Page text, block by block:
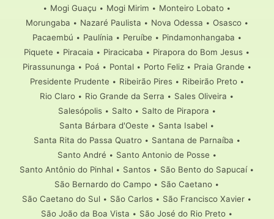
• Mogi Guaçu • Mogi Mirim • Monteiro Lobato •
Morungaba • Nazaré Paulista • Nova Odessa • Osasco•
Pacaembú • Paulínia • Peruíbe • Pindamonhangaba •
Piquete • Piracaia • Piracicaba • Pirapora do Bom Jesus •
Pirassununga • Poá • Pontal • Porto Feliz• Praia Grande •
Presidente Prudente • Ribeirão Pires• Ribeirão Preto•
Rio Claro • Rio Grande da Serra • Sales Oliveira •
Salesópolis• Salto• Salto de Pirapora •
Santa Bárbara d'Oeste • Santa Isabel •
Santa Rita do Passa Quatro• Santana de Parnaíba •
Santo André • Santo Antonio de Posse •
Santo Antônio do Pinhal • Santos • São Bento do Sapucaí•
São Bernardo do Campo • São Caetano •
São Caetano do Sul • São Carlos • São Francisco Xavier •
São João da Boa Vista • São José do Rio Preto •